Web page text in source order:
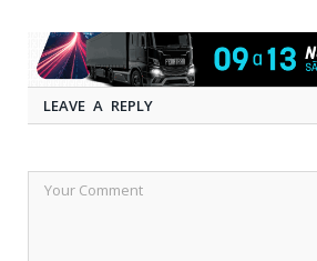
LEAVE A REPLY